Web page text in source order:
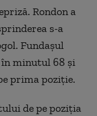
Rondon a
s-a
Fundaşul
minutul 68 şi
prima poziţie.
de pe poziţia